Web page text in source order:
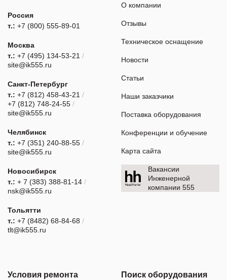
Россия
т.: +7 (800) 555-89-01
Москва
т.: +7 (495) 134-53-21 /
site@ik555.ru
Санкт-Петербург
т.: +7 (812) 458-43-21 /
+7 (812) 748-24-55 /
site@ik555.ru
Челябинск
т.: +7 (351) 240-88-55 /
site@ik555.ru
Новосибирск
т.: + 7 (383) 388-81-14 /
nsk@ik555.ru
Тольятти
т.: +7 (8482) 68-84-68 /
tlt@ik555.ru
О компании
Отзывы
Техническое оснащение
Новости
Статьи
Наши заказчики
Поставка оборудования
Конференции и обучение
Карта сайта
Вакансии
Инженерной
компании 555
Условия ремонта Поиск оборудования